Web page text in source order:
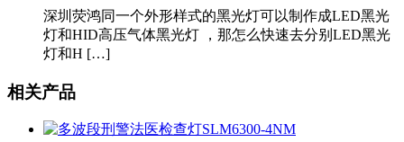
深圳荧鸿同一个外形样式的黑光灯可以制作成LED黑光
灯和HID高压气体黑光灯 ，那怎么快速去分别LED黑光
灯和H […]
相关产品